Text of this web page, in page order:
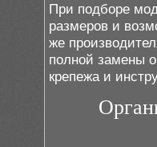
При подборе
размеров и
же
полной замены
крепежа и